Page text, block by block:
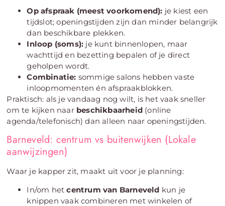
Op afspraak (meest voorkomend): je kiest een
tijdslot; openingstijden zijn dan minder belangrijk
dan beschikbare plekken.
Inloop (soms): je kunt binnenlopen, maar
wachttijd en bezetting bepalen of je direct
geholpen wordt.
Combinatie: sommige salons hebben vaste
inloopmomenten én afspraakblokken.
Praktisch: als je vandaag nog wilt, is het vaak sneller
om te kijken naar beschikbaarheid (online
agenda/telefonisch) dan alleen naar openingstijden.
Barneveld: centrum vs buitenwijken (Lokale
aanwijzingen)
Waar je kapper zit, maakt uit voor je planning:
In/om hetcentrum van Barneveld kun je
knippen vaak combineren met winkelen of